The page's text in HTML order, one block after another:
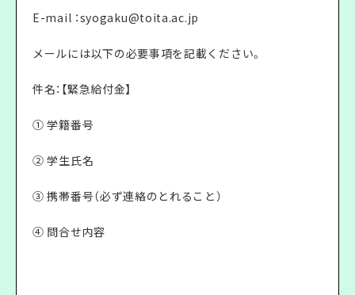
E-mail ：syogaku@toita.ac.jp
メールには以下の必要事項を記載ください。
件名：【緊急給付金】
① 学籍番号
② 学生氏名
③ 携帯番号（必ず連絡のとれること）
④ 問合せ内容